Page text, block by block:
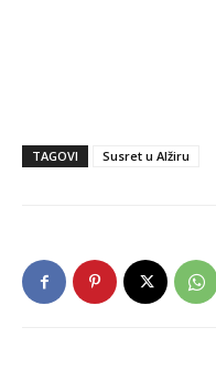
TAGOVI Susret u Alžiru